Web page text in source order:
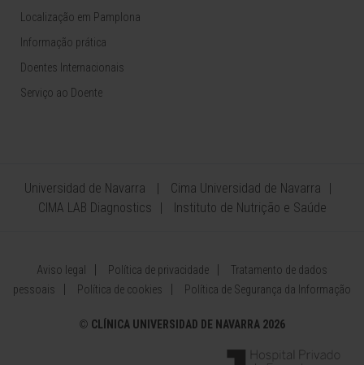
Localização em Pamplona
Informação prática
Doentes Internacionais
Serviço ao Doente
Universidad de Navarra
Cima Universidad de Navarra
CIMA LAB Diagnostics
Instituto de Nutrição e Saúde
Aviso legal Política de privacidade
Tratamento de dados
pessoais
Política de cookies Política de Segurança da Informação
© CLÍNICA UNIVERSIDAD DE NAVARRA 2026